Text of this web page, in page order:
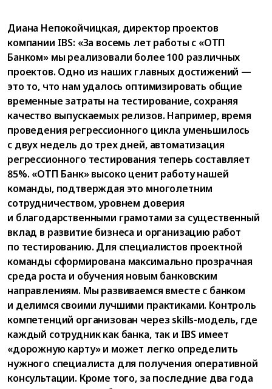
Диана Непокойчицкая, директор проектов
компании IBS: «За восемь лет работы с «ОТП
Банком» мы реализовали более 100 различных
проектов. Одно из наших главных достижений —
это то, что нам удалось оптимизировать общие
временные затраты на тестирование, сохраняя
качество выпускаемых релизов. Например, время
проведения регрессионного цикла уменьшилось
с двух недель до трех дней, автоматизация
регрессионного тестирования теперь составляет
85%. «ОТП Банк» высоко ценит работу нашей
команды, подтверждая это многолетним
сотрудничеством, уровнем доверия
и благодарственными грамотами за существенный
вклад в развитие бизнеса и организацию работ
по тестированию. Для специалистов проектной
команды сформирована максимально прозрачная
среда роста и обучения новым банковским
направлениям. Мы развиваемся вместе с банком
и делимся своими лучшими практиками. Контроль
компетенций организован через skills-модель, где
каждый сотрудник как банка, так и IBS имеет
«дорожную карту» и может легко определить
нужного специалиста для получения оперативной
консультации. Кроме того, за последние два года